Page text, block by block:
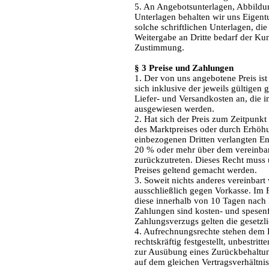
5. An Angebotsunterlagen,
Unterlagen behalten wir uns
solche schriftlichen Unterlagen,
Weitergabe an Dritte bedarf der
Zustimmung.
§ 3 Preise und Zahlungen
1. Der von uns angebotene Preis
sich inklusive der jeweils gültigen
Liefer- und Versandkosten an, die
ausgewiesen werden.
2. Hat sich der Preis zum
des Marktpreises oder durch
einbezogenen Dritten verlangten
20 % oder mehr über dem
zurückzutreten. Dieses Recht
Preises geltend gemacht werden.
3. Soweit nichts anderes
ausschließlich gegen Vorkasse. Im
diese innerhalb von 10 Tagen
Zahlungen sind kosten- und
Zahlungsverzugs gelten die
4. Aufrechnungsrechte stehen
rechtskräftig festgestellt,
zur Ausübung eines
auf dem gleichen